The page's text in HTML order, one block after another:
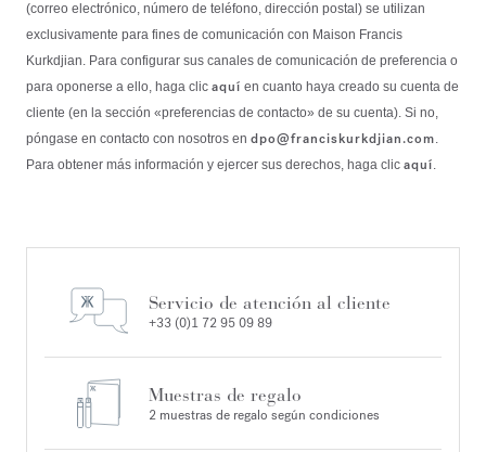
(correo electrónico, número de teléfono, dirección postal) se utilizan
exclusivamente para fines de comunicación con Maison Francis
Kurkdjian. Para configurar sus canales de comunicación de preferencia o
para oponerse a ello, haga clic aquí en cuanto haya creado su cuenta de
cliente (en la sección «preferencias de contacto» de su cuenta). Si no,
póngase en contacto con nosotros en dpo@franciskurkdjian.com.
Para obtener más información y ejercer sus derechos, haga clic aquí.
Servicio de atención al cliente
+33 (0)1 72 95 09 89
Muestras de regalo
2 muestras de regalo según condiciones